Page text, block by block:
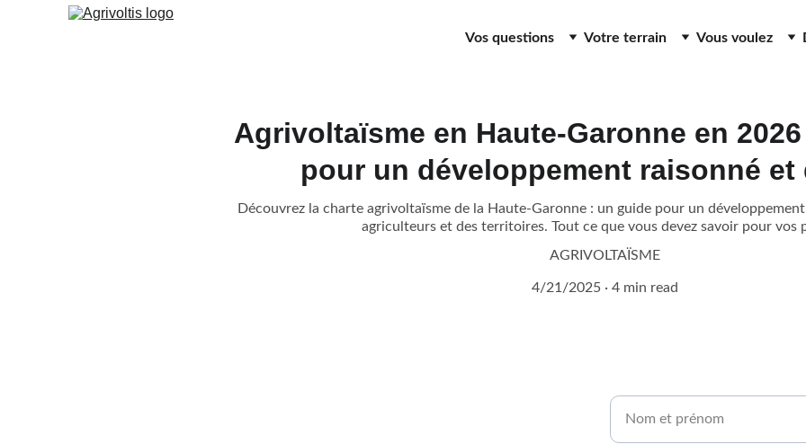
Vos questions Votre terrain Vous voulez
Agrivoltaïsme en Haute-Garonne en
pour un développement raisonné et
Découvrez la charte agrivoltaïsme de la Haute-Garonne : un guide pour un
agriculteurs et des territoires. Tout ce que vous devez savoir pour vos
AGRIVOLTAÏSME
4/21/2025 4 min read